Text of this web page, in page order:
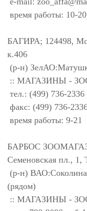
время работы: 10-
БАГИРА; 124498,
к.406
(р-н)
:: МАГАЗИНЫ -
тел.: (499) 736-2336
факс: (499) 736-
время работы: 9-21
БАРБОС
Семеновская пл.,
(р-н)
(рядом)
:: МАГАЗИНЫ -